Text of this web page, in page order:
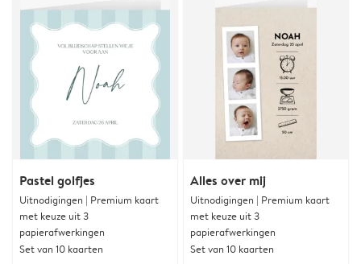
Pastel golfjes
Uitnodigingen | Premium kaart
met keuze uit 3
papierafwerkingen
Set van 10 kaarten
Alles over mij
Uitnodigingen | Premium kaart
met keuze uit 3
papierafwerkingen
Set van 10 kaarten